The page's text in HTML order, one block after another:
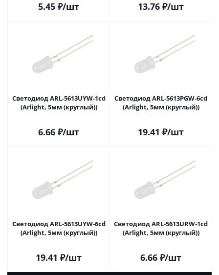
5.45 ₽/шт 13.76 ₽/шт
Светодиод ARL-5613UYW-1cd
(Arlight, 5мм (круглый))
6.66 ₽/шт
Светодиод ARL-5613PGW-6cd
(Arlight, 5мм (круглый))
19.41 ₽/шт
Светодиод ARL-5613UYW-6cd
(Arlight, 5мм (круглый))
19.41 ₽/шт
Светодиод ARL-5613URW-1cd
(Arlight, 5мм (круглый))
6.66 ₽/шт